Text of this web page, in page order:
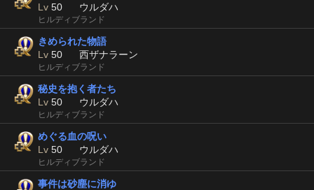
Lv 50 ウルダハ
ヒルディブランド
きめられた物語
Lv 50 西ザナラーン
ヒルディブランド
秘史を抱く者たち
Lv 50 ウルダハ
ヒルディブランド
めぐる血の呪い
Lv 50 ウルダハ
ヒルディブランド
事件は砂塵に消ゆ